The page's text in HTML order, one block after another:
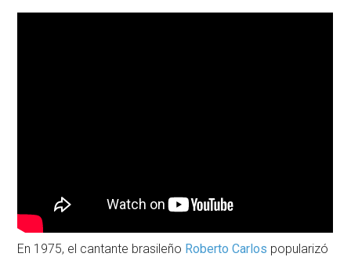
En 1975, el cantante brasileño Roberto Carlos popularizó